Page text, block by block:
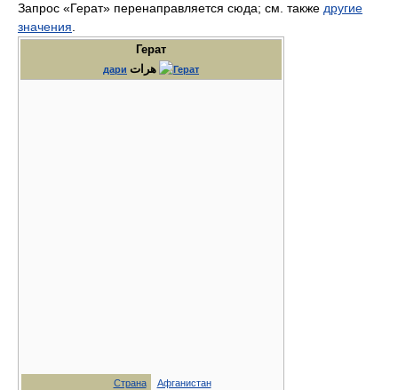
Запрос «Герат» перенаправляется сюда; см. также другие
значения
Герат
дари هرات
Страна Афганистан